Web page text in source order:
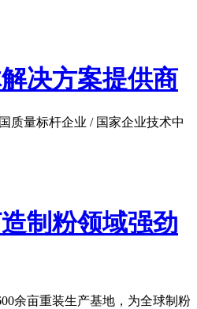
决方案提供商
质量标杆企业 / 国家企业技术中
制粉领域强劲
余亩重装生产基地，为全球制粉